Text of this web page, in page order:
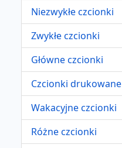
Niezwykłe czcionki
Zwykłe czcionki
Główne czcionki
Czcionki drukowane
Wakacyjne czcionki
Różne czcionki